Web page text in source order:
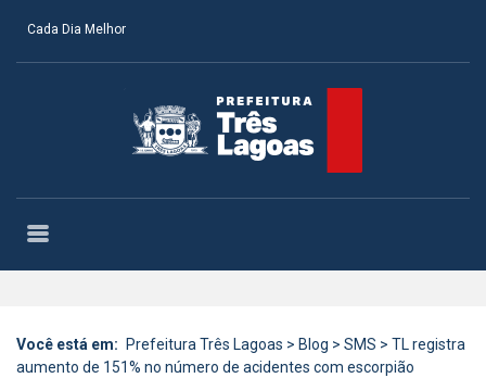
Cada Dia Melhor
Você está em: Prefeitura Três Lagoas > Blog > SMS > TL registra
aumento de 151% no número de acidentes com escorpião